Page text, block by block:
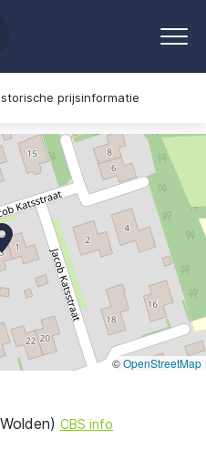
prijsinformatie
CBS info
©OpenStreetMap